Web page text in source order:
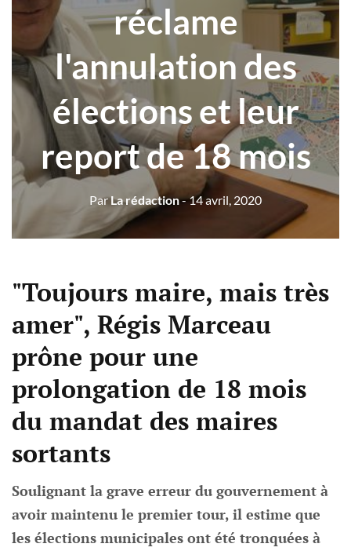
réclame
l'annulation des
élections et leur
report de 18 mois
ParLa rédaction- 14 avril, 2020
"Toujours maire, mais très
amer", Régis Marceau
prône pour une
prolongation de 18 mois
du mandat des maires
sortants
Soulignant la grave erreur du gouvernement à
avoir maintenu le premier tour, il estime que
les élections municipales ont été tronquées à